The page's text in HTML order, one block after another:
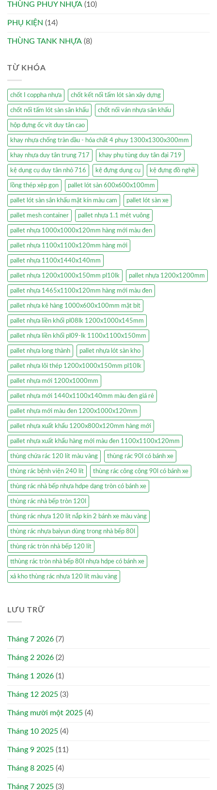
THÙNG PHUY NHỰA (10)
PHỤ KIỆN (14)
THÙNG TANK NHỰA (8)
TỪ KHÓA
chốt I coppha nhựa chốt kết nối tấm lót sàn xây dựng
chốt nối tấm lót sàn sân khấu chốt nối ván nhựa sân khấu
hộp đựng ốc vít duy tân cao
khay nhựa chống tràn dầu - hóa chất 4 phuy 1300x1300x300mm
khay nhựa duy tân trung 717 khay phụ tùng duy tân đại 719
kệ dụng cụ duy tân nhỏ 716 kệ đựng dụng cụ kệ đựng đồ nghề
lồng thép xêp gọn pallet lót sàn 600x600x100mm
pallet lót sàn sân khấu mặt kín màu cam pallet lót sàn xe
pallet mesh container pallet nhựa 1.1 mét vuông
pallet nhựa 1000x1000x120mm hàng mới màu đen
pallet nhựa 1100x1100x120mm hàng mới
pallet nhựa 1100x1440x140mm
pallet nhựa 1200x1000x150mm pl10lk pallet nhựa 1200x1200mm
pallet nhựa 1465x1100x120mm hàng mới màu đen
pallet nhựa kê hàng 1000x600x100mm mặt bít
pallet nhựa liền khối pl08lk 1200x1000x145mm
pallet nhựa liền khối pl09-lk 1100x1100x150mm
pallet nhựa long thành pallet nhựa lót sàn kho
pallet nhựa lõi thép 1200x1000x150mm pl10lk
pallet nhựa mới 1200x1000mm
pallet nhựa mới 1440x1100x140mm màu đen giá rẻ
pallet nhựa mới màu đen 1200x1000x120mm
pallet nhựa xuất khẩu 1200x800x120mm hàng mới
pallet nhựa xuất khẩu hàng mới màu đen 1100x1100x120mm
thùng chứa rác 120 lít màu vàng thùng rác 90l có bánh xe
thùng rác bệnh viện 240 lít thùng rác công cộng 90l có bánh xe
thùng rác nhà bếp nhựa hdpe dạng tròn có bánh xe
thùng rác nhà bếp tròn 120l
thùng rác nhựa 120 lít nắp kín 2 bánh xe màu vàng
thùng rác nhựa baiyun dùng trong nhà bếp 80l
thùng rác tròn nhà bếp 120 lít
tthùng rác tròn nhà bếp 80l nhựa hdpe có bánh xe
xả kho thùng rác nhựa 120 lít màu vàng
LƯU TRỮ
Tháng 7 2026 (7)
Tháng 2 2026 (2)
Tháng 1 2026 (1)
Tháng 12 2025 (3)
Tháng mười một 2025 (4)
Tháng 10 2025 (4)
Tháng 9 2025 (11)
Tháng 8 2025 (4)
Tháng 7 2025 (3)